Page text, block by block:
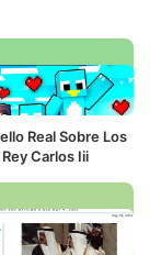
Real Sobre Los
Carlos Iii